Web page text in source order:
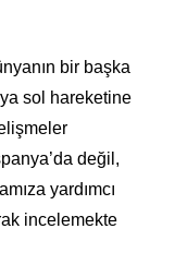
bir başka
sol hareketine
değil,
yardımcı
incelemekte